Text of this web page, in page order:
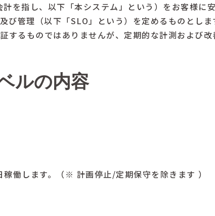
を指し、以下「本システム」という）をお客様に
び管理（以下「SLO」という）を定めるものとしま
するものではありませんが、定期的な計測および
ルの内容
働します。（※ 計画停止/定期保守を除きます ）